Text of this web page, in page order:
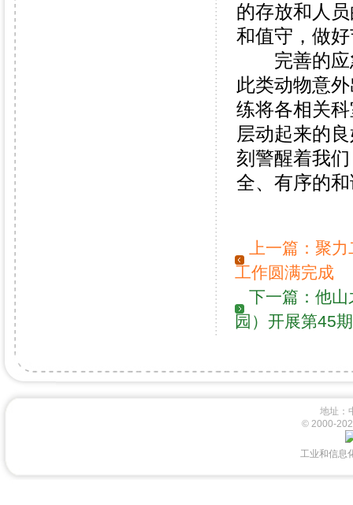
的存放和人
和值守，做
完善的应急
此类动物意
练将各相关
层动起来的
刻警醒着我
全、有序的
上一篇： 聚力
工作圆满完成
下一篇： 他
园）开展第45
地址
© 2000-
工业和信息